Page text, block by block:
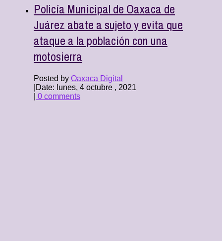
Policía Municipal de Oaxaca de
Juárez abate a sujeto y evita que
ataque a la población con una
motosierra
Posted by Oaxaca Digital
Date: lunes, 4 octubre , 2021
0 comments